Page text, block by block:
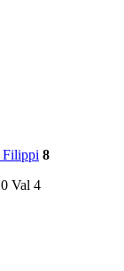
Filippi 8
0 Val 4